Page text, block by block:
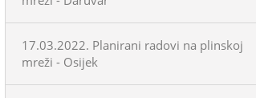
17.03.2022. Planirani radovi na plinskoj
mreži - Osijek